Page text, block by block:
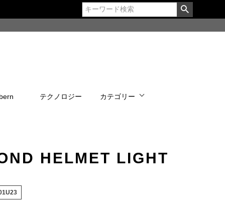
テクノロジー カテゴリー
HELMET LIGHT